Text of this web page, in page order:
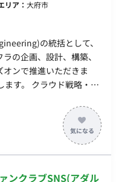
クチャに関する知見
化・組合せ最適化の実
、メタヒューリスティ
ーリングなど、制約の
ル】 ・
決定経験
囲を柔軟に調整予定 [案
ェクト計画をベースに
ながら推進することが
した新たな顧客価値の
、本番適用まで一貫し
課題整理・要件定義・
位が変化する中でも、
して推進することが求
して、仮説検証を繰り
ある - AI Agent開発に
れる - 技術力に加え、
リア： 大府市
の統括として、
の企画、設計、構築、
ンで推進いただきま
略・設
ラブルで高可用性、繁
い）できる、インフラ
ーズ（店舗POS、eコマ
ムなど）に合わせたIT
ンクラブSNS(アダル